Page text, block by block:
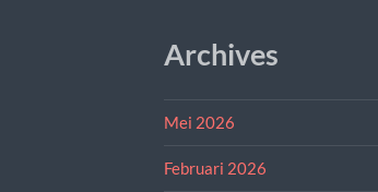
Archives
Mei 2026
Februari 2026